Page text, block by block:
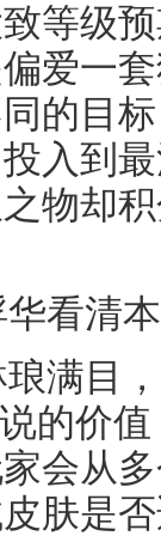
等级
爱一
的目
入到
物却
看清
满目
的价
会从
肤是